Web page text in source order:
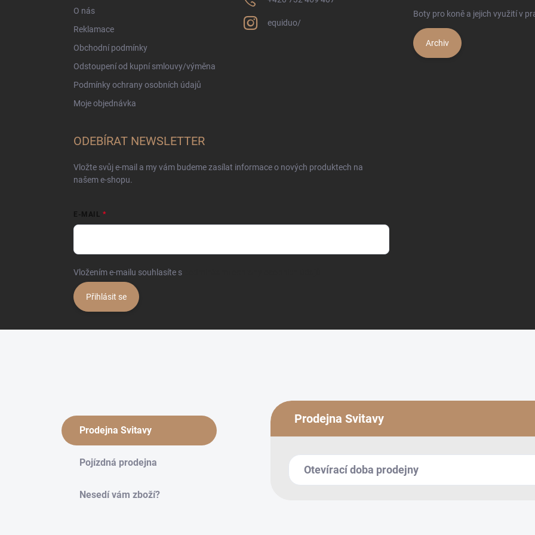
O nás
Reklamace
Obchodní podmínky
Odstoupení od kupní smlouvy/výměna
Podmínky ochrany osobních údajů
Moje objednávka
equiduo/
Boty pro koně a jejich využití v
Archiv
ODEBÍRAT NEWSLETTER
Vložte svůj e-mail a my vám budeme zasílat informace o nových produktech na
našem e-shopu.
E-MAIL
Vložením e-mailu souhlasíte s
Přihlásit se
Prodejna Svitavy
Pojízdná prodejna
Nesedí vám zboží?
Prodejna Svitavy
Otevírací doba prodejny